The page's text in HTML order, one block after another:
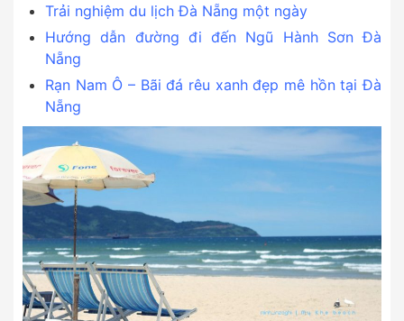
Trải nghiệm du lịch Đà Nẵng một ngày
Hướng dẫn đường đi đến Ngũ Hành Sơn Đà
Nẵng
Rạn Nam Ô – Bãi đá rêu xanh đẹp mê hồn tại Đà
Nẵng